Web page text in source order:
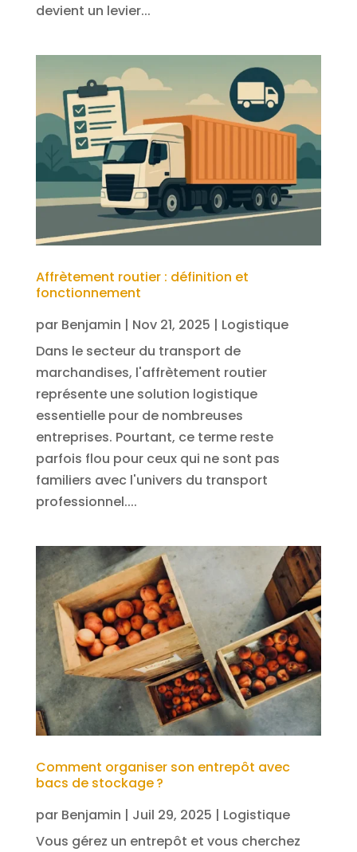
devient un levier...
Affrètement routier : définition et
fonctionnement
par Benjamin | Nov 21, 2025 | Logistique
Dans le secteur du transport de
marchandises, l'affrètement routier
représente une solution logistique
essentielle pour de nombreuses
entreprises. Pourtant, ce terme reste
parfois flou pour ceux qui ne sont pas
familiers avec l'univers du transport
professionnel....
Comment organiser son entrepôt avec
bacs de stockage ?
par Benjamin | Juil 29, 2025 | Logistique
Vous gérez un entrepôt et vous cherchez